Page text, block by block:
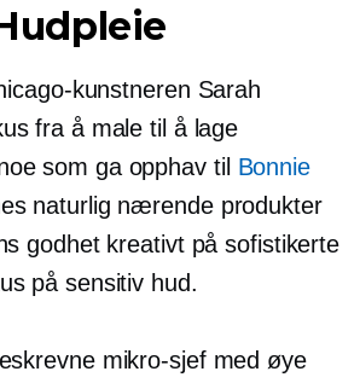
kunstneren Sarah
fra å male til å lage
som ga opphav til Bonnie
naturlig nærende produkter
godhet kreativt på sofistikerte
på sensitiv hud.
mikro-sjefmed øye